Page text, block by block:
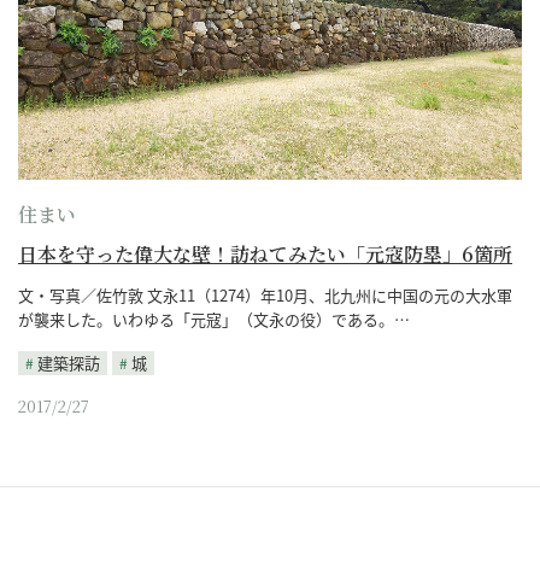
住まい
日本を守った偉大な壁！訪ねてみたい「元寇防塁」6箇所
文・写真／佐竹敦 文永11（1274）年10月、北九州に中国の元の大水軍
が襲来した。いわゆる「元寇」（文永の役）である。…
建築探訪
城
2017/2/27